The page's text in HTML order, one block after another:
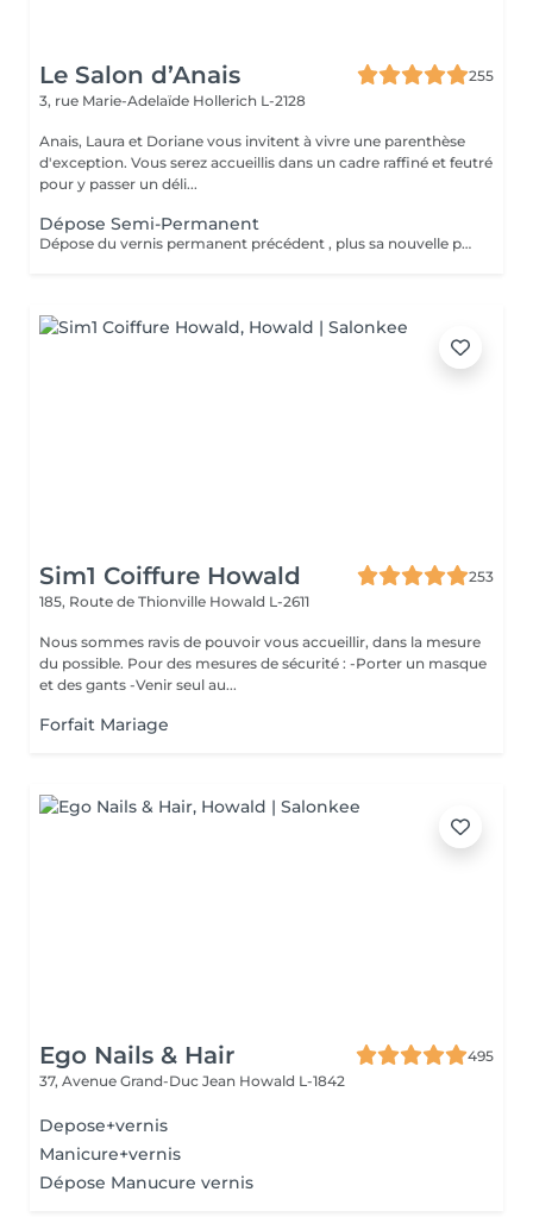
Le Salon d’Anais
255
3, rue Marie-Adelaïde Hollerich L-2128
Anais, Laura et Doriane vous invitent à vivre une parenthèse
d'exception. Vous serez accueillis dans un cadre raffiné et feutré
pour y passer un déli...
Dépose Semi-Permanent
Dépose du vernis permanent précédent , plus sa nouvelle pose de couleur. Votre vernis permanent sera retiré délicatement avec un produit spécifique pour ne pas abimer vos ongles.
Sim1 Coiffure Howald
253
185, Route de Thionville Howald L-2611
Nous sommes ravis de pouvoir vous accueillir, dans la mesure
du possible. Pour des mesures de sécurité : -Porter un masque
et des gants -Venir seul au...
Forfait Mariage
Ego Nails & Hair
495
37, Avenue Grand-Duc Jean Howald L-1842
Depose+vernis
Manicure+vernis
Dépose Manucure vernis